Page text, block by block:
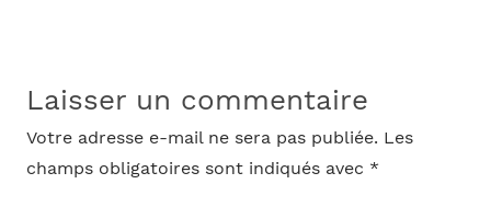
Laisser un commentaire
Votre adresse e-mail ne sera pas publiée. Les
champs obligatoires sont indiqués avec *